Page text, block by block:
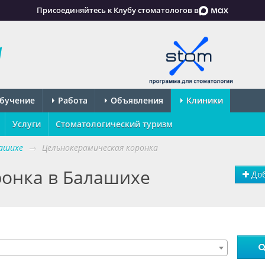
Присоединяйтесь к Клубу стоматологов в
Работа Объявления Клиники
Услуги Стоматологический туризм
→ Цельнокерамическая коронка
в Балашихе